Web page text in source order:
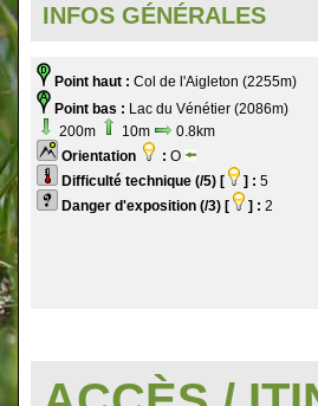
INFOS GÉNÉRALES
Point haut : Col de l'Aigleton (2255m)
Point bas : Lac du Vénétier (2086m)
200m
10m
0.8km
Orientation
: O
Difficulté technique (/5) [
] : 5
Danger d'exposition (/3) [
] : 2